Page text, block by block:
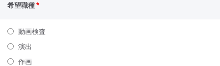
希望職種*
動画検査
演出
作画